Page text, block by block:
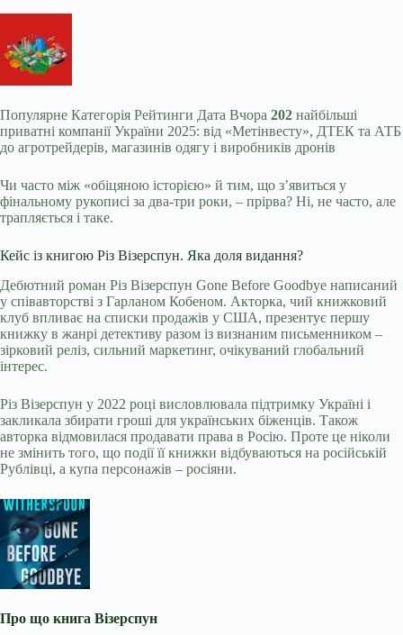
Популярне Категорія Рейтинги Дата Вчора 202 найбільші
приватні компанії України 2025: від «Метінвесту», ДТЕК та АТБ
до агротрейдерів, магазинів одягу і виробників дронів
Чи часто між «обіцяною історією» й тим, що з’явиться у
фінальному рукописі за два-три роки, – прірва? Ні, не часто, але
трапляється і таке.
Кейс із книгою Різ Візерспун. Яка доля видання?
Дебютний роман Різ Візерспун Gone Before Goodbye написаний
у співавторстві з Гарланом Кобеном. Акторка, чий книжковий
клуб впливає на списки продажів у США, презентує першу
книжку в жанрі детективу разом із визнаним письменником –
зірковий реліз, сильний маркетинг, очікуваний глобальний
інтерес.
Різ Візерспун у 2022 році висловлювала підтримку Україні і
закликала збирати гроші для українських біженців. Також
авторка відмовилася продавати права в Росію. Проте це ніколи
не змінить того, що події її книжки відбуваються на російській
Рублівці, а купа персонажів – росіяни.
Про що книга Візерспун